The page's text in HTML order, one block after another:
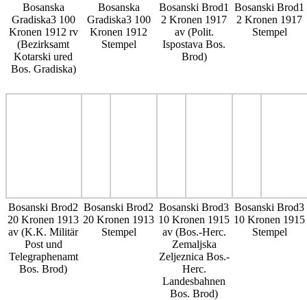
Bosanska
Gradiska3 100
Kronen 1912 rv
(Bezirksamt
Kotarski ured
Bos. Gradiska)
Bosanska
Gradiska3 100
Kronen 1912
Stempel
Bosanski Brod1
2 Kronen 1917
av (Polit.
Ispostava Bos.
Brod)
Bosanski Brod1
2 Kronen 1917
Stempel
Bosanski Brod2
20 Kronen 1913
av (K.K. Militär
Post und
Telegraphenamt
Bos. Brod)
Bosanski Brod2
20 Kronen 1913
Stempel
Bosanski Brod3
10 Kronen 1915
av (Bos.-Herc.
Zemaljska
Zeljeznica Bos.-
Herc.
Landesbahnen
Bos. Brod)
Bosanski Brod3
10 Kronen 1915
Stempel